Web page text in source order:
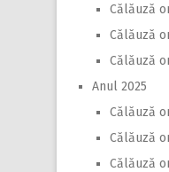
Călăuză
Călăuză
Călăuză
Anul 2025
Călăuză
Călăuză
Călăuză